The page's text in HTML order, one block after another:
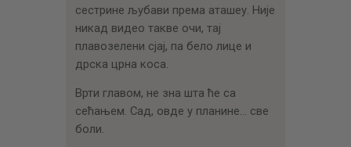
сестрине љубави према аташеу. Није
никад видео такве очи, тај
плавозелени сјај, па бело лице и
дрска црна коса.
Врти главом, не зна шта ће са
сећањем. Сад, овде у планине… све
боли.